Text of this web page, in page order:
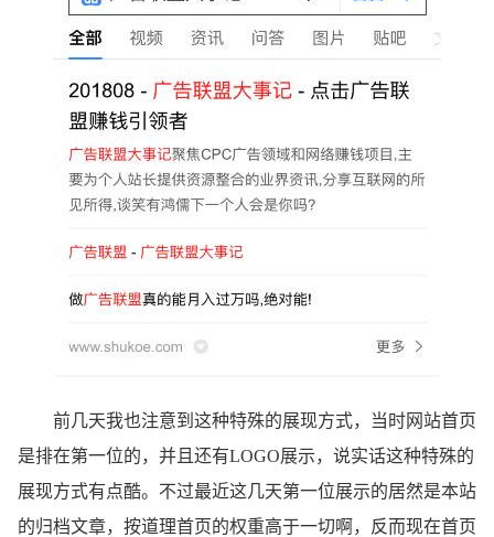
前几天我也注意到这种特殊的展现方式，当时网站首页
是排在第一位的，并且还有LOGO展示，说实话这种特殊的
展现方式有点酷。不过最近这几天第一位展示的居然是本站
的归档文章，按道理首页的权重高于一切啊，反而现在首页